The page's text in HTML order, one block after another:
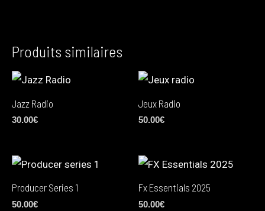
Produits similaires
Jazz Radio
30.00€
Jeux Radio
50.00€
Producer Series 1
50.00€
Fx Essentials 2025
50.00€